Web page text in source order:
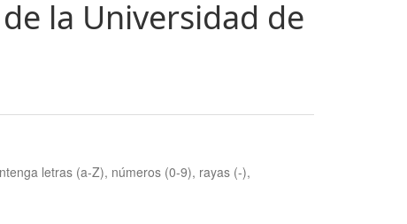
la Universidad de
letras (a-Z), números (0-9), rayas (-),